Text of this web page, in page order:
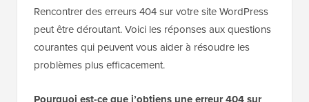
Rencontrer des erreurs 404 sur votre site WordPress
peut être déroutant. Voici les réponses aux questions
courantes qui peuvent vous aider à résoudre les
problèmes plus efficacement.